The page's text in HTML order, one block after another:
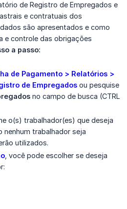
de Registro de Empregados e
e contratuais dos
são apresentados e como
e controle das obrigações
a passo:
de Pagamento > Relatórios >
de Empregados ou pesquise
no campo de busca (CTRL
o(s) trabalhador(es) que deseja
nenhum trabalhador seja
utilizados.
, você pode escolher se deseja